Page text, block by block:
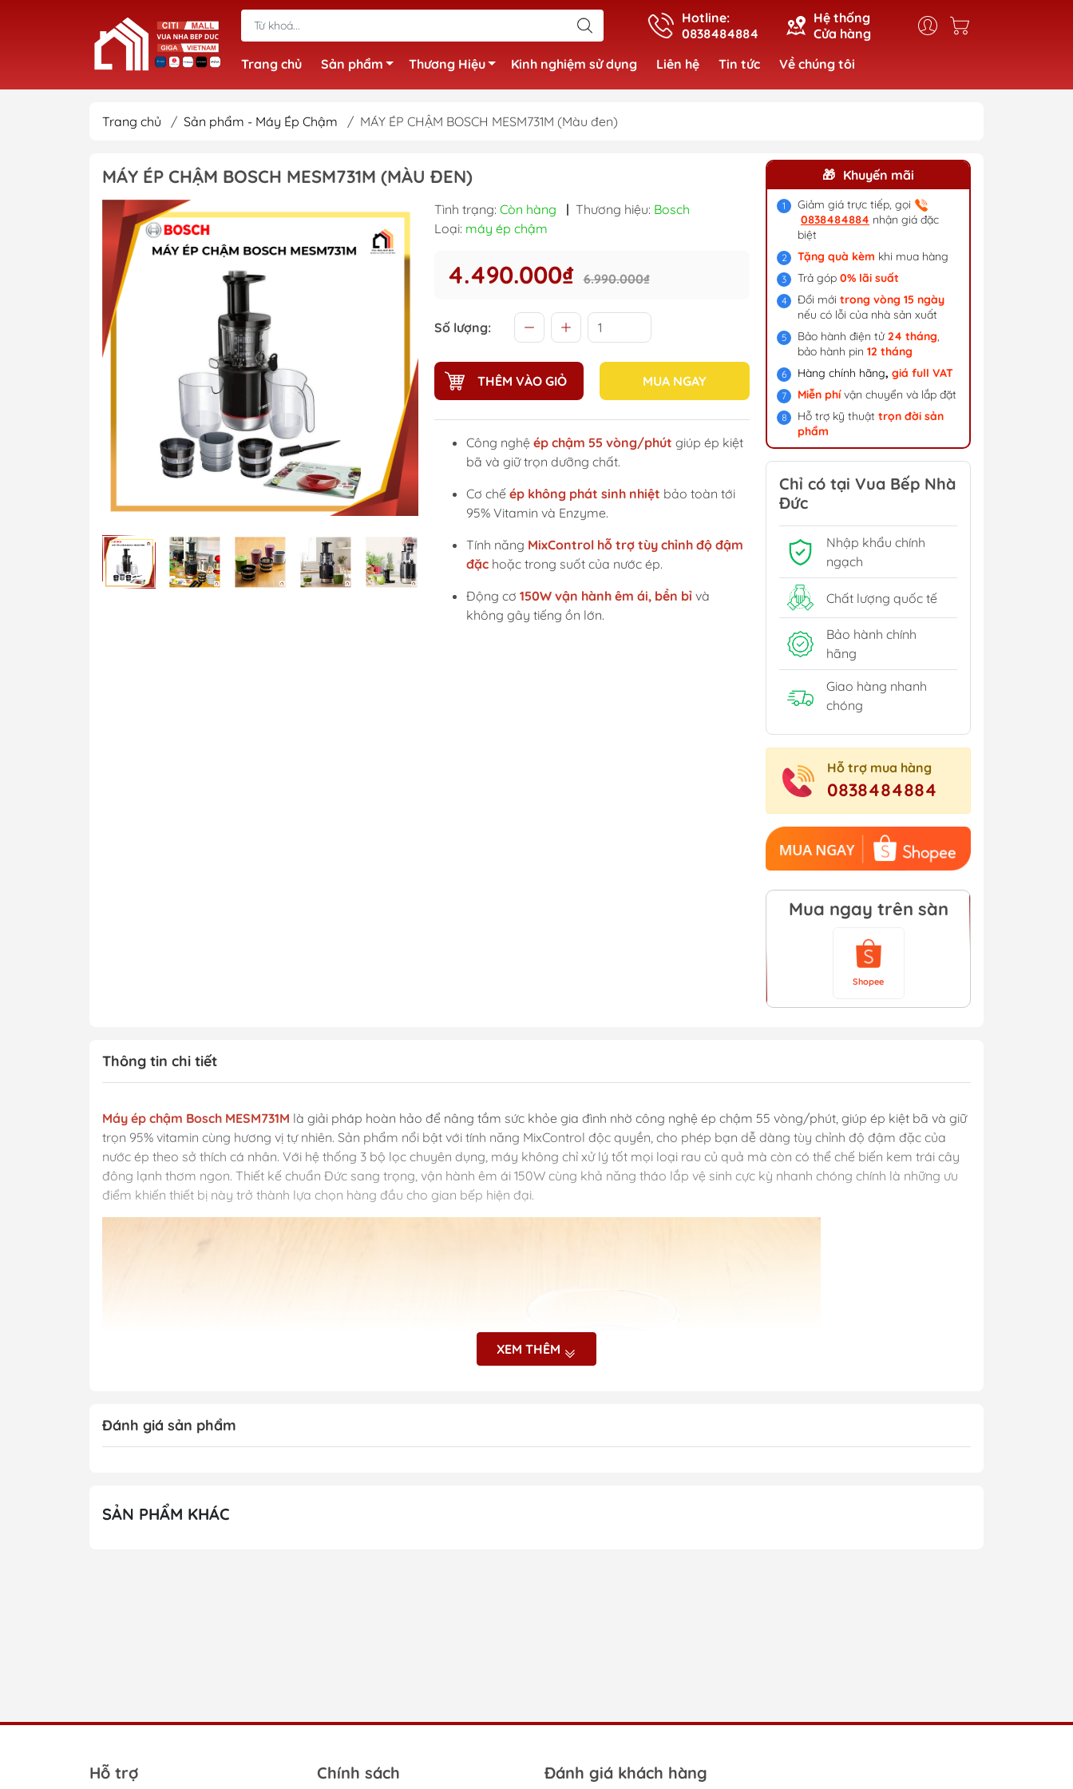
Hotline:
0838484884
Hệ thống
Cửa hàng
Trang chủ
Sản phẩm Thương Hiệu Kinh nghiệm sử dụng Liên hệ Tin tức Về chúng tôi
Trang chủ / Sản phẩm - Máy Ép Chậm / MÁY ÉP CHẬM BOSCH MESM731M (Màu đen)
MÁY ÉP CHẬM BOSCH MESM731M (MÀU ĐEN)
Tình trạng: Còn hàng | Thương hiệu: Bosch
Loại: máy ép chậm
4.490.000₫ 6.990.000₫
Số lượng:
THÊM VÀO GIỎ MUA NGAY
Công nghệ ép chậm 55 vòng/phút giúp ép kiệt
bã và giữ trọn dưỡng chất.
Cơ chế ép không phát sinh nhiệt bảo toàn tới
95% Vitamin và Enzyme.
Tính năng MixControl hỗ trợ tùy chỉnh độ đậm
đặchoặc trong suốt của nước ép.
Động cơ 150W vận hành êm ái, bền bỉvà
không gây tiếng ồn lớn.
Khuyến mãi
Giảm giá trực tiếp, gọi
0838484884 nhận giá đặc
biệt
Tặng quà kèm khi mua hàng
Trả góp 0% lãi suất
Đổi mới trong vòng 15 ngày
nếu có lỗi của nhà sản xuất
Bảo hành điện tử24 tháng,
bảo hành pin 12 tháng
Hàng chính hãng, giá full VAT
Miễn phívận chuyển và lắp đặt
Hỗ trợ kỹ thuật trọn đời sản
phẩm
Chỉ có tại Vua Bếp Nhà
Đức
Nhập khẩu chính
ngạch
Chất lượng quốc tế
Bảo hành chính
hãng
Giao hàng nhanh
chóng
Hỗ trợ mua hàng
0838484884
Mua ngay trên sàn
Shopee
Thông tin chi tiết
Máy ép chậm Bosch MESM731M là giải pháp hoàn hảo để nâng tầm sức khỏe gia đình nhờ công nghệ ép chậm 55 vòng/phút, giúp ép kiệt bã và giữ
trọn 95% vitamin cùng hương vị tự nhiên. Sản phẩm nổi bật với tính năng MixControl độc quyền, cho phép bạn dễ dàng tùy chỉnh độ đậm đặc của
nước ép theo sở thích cá nhân. Với hệ thống 3 bộ lọc chuyên dụng, máy không chỉ xử lý tốt mọi loại rau củ quả mà còn có thể chế biến kem trái cây
đông lạnh thơm ngon. Thiết kế chuẩn Đức sang trọng, vận hành êm ái 150W cùng khả năng tháo lắp vệ sinh cực kỳ nhanh chóng chính là những ưu
điểm khiến thiết bị này trở thành lựa chọn hàng đầu cho gian bếp hiện đại.
XEM THÊM
Đánh giá sản phẩm
SẢN PHẨM KHÁC
Hỗ trợ Chính sách Đánh giá khách hàng